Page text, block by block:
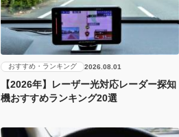
おすすめ・ランキング 2026.08.01
【2026年】レーザー光対応レーダー探知
機おすすめランキング20選